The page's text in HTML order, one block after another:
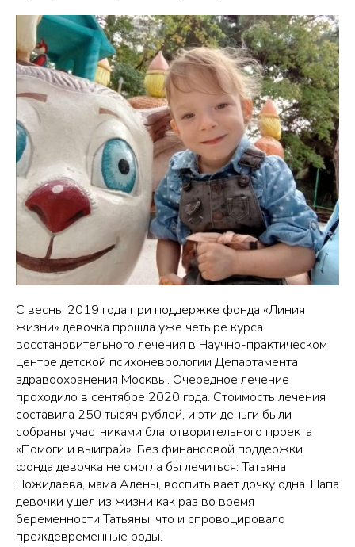
С весны 2019 года при поддержке фонда «Линия
жизни» девочка прошла уже четыре курса
восстановительного лечения в Научно-практическом
центре детской психоневрологии Департамента
здравоохранения Москвы. Очередное лечение
проходило в сентябре 2020 года. Стоимость лечения
составила 250 тысяч рублей, и эти деньги были
собраны участниками благотворительного проекта
«Помоги и выиграй». Без финансовой поддержки
фонда девочка не смогла бы лечиться: Татьяна
Пожидаева, мама Алены, воспитывает дочку одна. Папа
девочки ушел из жизни как раз во время
беременности Татьяны, что и спровоцировало
преждевременные роды.